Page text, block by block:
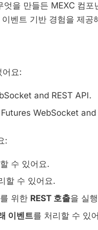
을 만들든 MEXC 컴포
벤트 기반 경험을 제공
어요:
and REST API.
WebSocket and
:
수 있어요.
할 수 있어요.
위한 REST 호출을 실
이벤트를 처리할 수 있